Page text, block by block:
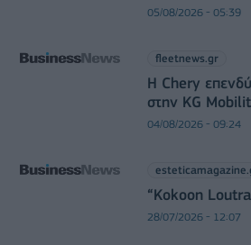
05/08/2026 - 05:39
fleetnews.gr
Η Chery
στην KG
04/08/2026 - 09:24
“Kokoon
28/07/2026 - 12:07